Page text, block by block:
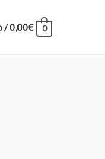
/0,00€ 0